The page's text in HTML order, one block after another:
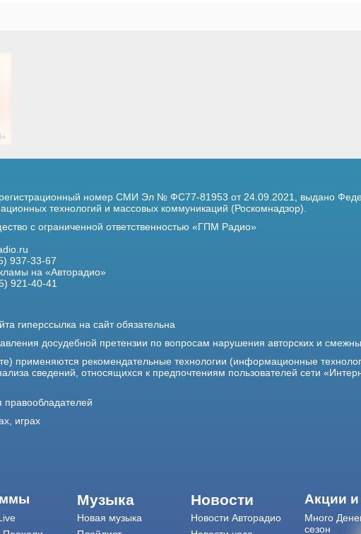
номер СМИ Эл № ФС77-81953 от 24.09.2021, выдано
технологий и массовых коммуникаций (Роскомнадзор).
с ограниченной ответственностью «ГПМ Радио»
937-33-67
на «Авторадио»
921-40-41
гиперссылка на сайт обязательна
досудебной претензии по вопросам нарушения авторских и
применяются рекомендательные технологии (информационные
сведений, относящихся к предпочтениям пользователей сети
играх
Музыка
Новая музыка
Новости
Новости Авторадио
Акции
Много
сезон